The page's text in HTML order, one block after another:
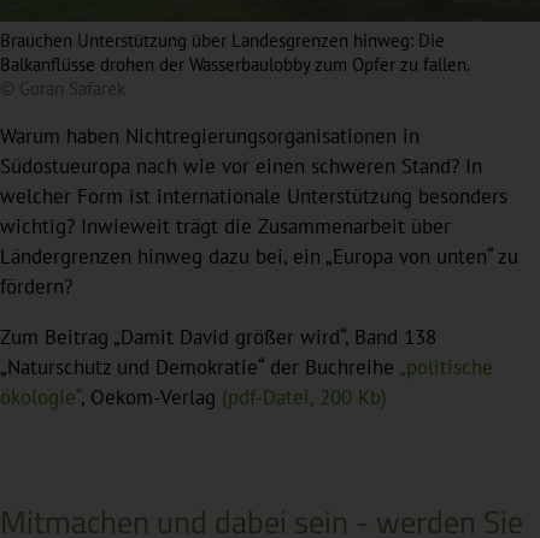
Brauchen Unterstützung über Landesgrenzen hinweg: Die
Balkanflüsse drohen der Wasserbaulobby zum Opfer zu fallen.
© Goran Safarek
Warum haben Nichtregierungsorganisationen in
Südostueuropa nach wie vor einen schweren Stand? In
welcher Form ist internationale Unterstützung besonders
wichtig? Inwieweit trägt die Zusammenarbeit über
Ländergrenzen hinweg dazu bei, ein „Europa von unten“ zu
fördern?
Zum Beitrag „Damit David größer wird“, Band 138
„Naturschutz und Demokratie“ der Buchreihe „politische
ökologie“, Oekom-Verlag (pdf-Datei, 200 Kb)
Mitmachen und dabei sein - werden Sie